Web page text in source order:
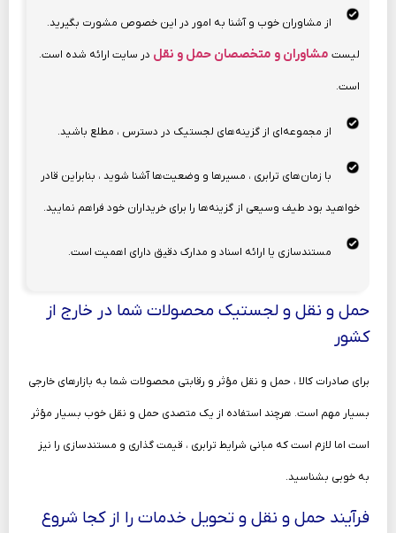
از مشاوران خوب و آشنا به امور در این خصوص مشورت بگیرید.
لیست مشاوران و متخصصان حمل و نقل در سایت ارائه شده است.
است.
از مجموعه‌ای از گزینه‌های لجستیک در دسترس ، مطلع باشید.
با زمان‌های ترابری ، مسیرها و وضعیت‌ها آشنا شوید ، بنابراین قادر
خواهید بود طیف وسیعی از گزینه‌ها را برای خریداران خود فراهم نمایید.
مستندسازی یا ارائه اسناد و مدارک دقیق دارای اهمیت است.
حمل و نقل و لجستیک محصولات شما در خارج از
کشور
برای صادرات کالا ، حمل‌ و نقل مؤثر و رقابتی محصولات شما به بازارهای خارجی
بسیار مهم است. هرچند استفاده از یک متصدی حمل‌ و نقل خوب بسیار مؤثر
است اما لازم است که مبانی شرایط ترابری ، قیمت گذاری و مستندسازی را نیز
به خوبی بشناسید.
فرآیند حمل‌ و نقل و تحویل خدمات را از کجا شروع